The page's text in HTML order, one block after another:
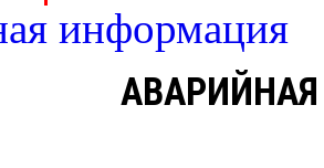
информация